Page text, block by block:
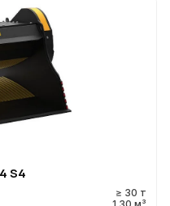
S4
≥ 30 т